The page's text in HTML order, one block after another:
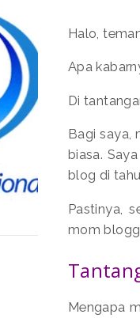
Halo,
Apa
Di
Bagi saya,
biasa.
blog di
Pastinya,
mom
Mengapa